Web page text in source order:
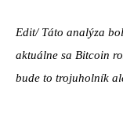
Edit/ Táto analýza
aktuálne sa Bitcoin
bude to trojuholník